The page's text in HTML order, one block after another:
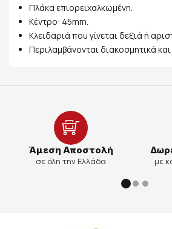
Πλάκα επιορειχαλκωμένη.
Κέντρο: 45mm.
Κλειδαριά που γίνεται δεξιά ή
Περιλαμβάνονται διακοσμητικά
Άμεση Αποστολή
σε όλη την Ελλάδα με